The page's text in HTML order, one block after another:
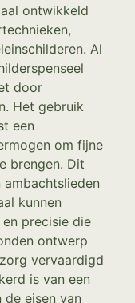
ontwikkeld
Al
door
Het gebruik
een
om fijne
brengen. Dit
kunnen
precisie die
ontwerp
vervaardigd
is van een
eisen van